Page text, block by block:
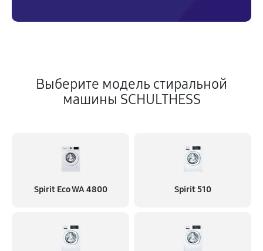
Выберите модель стиральной
машины SCHULTHESS
Spirit Eco WA 4800 Spirit 510